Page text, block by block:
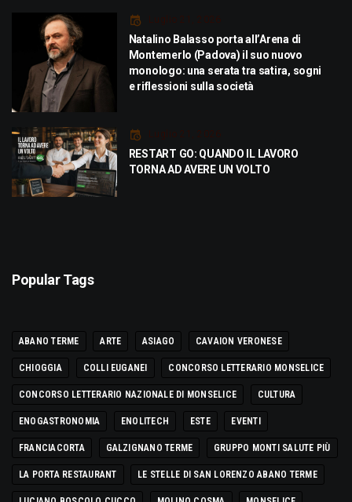
Luglio 21, 2026
Natalino Balasso porta all’Arena di
Montemerlo (Padova) il suo nuovo
monologo: una serata tra satira, sogni
e riflessioni sulla società
Luglio 21, 2026
RESTART GO: QUANDO IL LAVORO
TORNA AD AVERE UN VOLTO
Popular Tags
ABANO TERME ARTE ASIAGO CAVAION VERONESE
CHIOGGIA COLLI EUGANEI CONCORSO LETTERARIO MONSELICE
CONCORSO LETTERARIO NAZIONALE DI MONSELICE CULTURA
ENOGASTRONOMIA ENOLITECH ESTE EVENTI
FRANCIACORTA GALZIGNANO TERME GRUPPO MONTI SALUTE PIÙ
LA PORTA RESTAURANT LE STELLE DI SAN LORENZO ABANO TERME